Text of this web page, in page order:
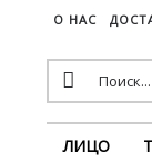
О НАС
ЛИЦО